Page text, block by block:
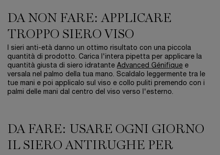
DA NON FARE: APPLICARE
TROPPO SIERO VISO
I sieri anti-età danno un ottimo risultato con una piccola
quantità di prodotto. Carica l'intera pipetta per applicare la
quantità giusta di siero idratante Advanced Génifique e
versala nel palmo della tua mano. Scaldalo leggermente tra le
tue mani e poi applicalo sul viso e collo puliti premendo con i
palmi delle mani dal centro del viso verso l'esterno.
DA FARE: USARE OGNI GIORNO
IL SIERO ANTIRUGHE PER